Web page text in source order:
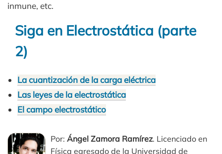
inmune, etc.
Siga en Electrostática (parte
2)
La cuantización de la carga eléctrica
Las leyes de la electrostática
El campo electrostático
Por: Ángel Zamora Ramírez. Licenciado en
Física egresado de la Universidad de